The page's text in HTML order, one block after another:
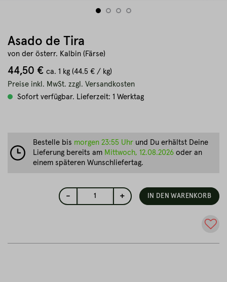
Asado de Tira
von der österr. Kalbin (Färse)
44,50 € ca. 1 kg (44.5 € / kg)
Preise inkl. MwSt. zzgl. Versandkosten
Sofort verfügbar. Lieferzeit: 1 Werktag
- 1 + IN DEN WARENKORB
Bestelle bis morgen 23:55 Uhr und Du erhältst Deine
Lieferung bereits am Mittwoch, 12.08.2026 oder an
einem späteren Wunschliefertag.